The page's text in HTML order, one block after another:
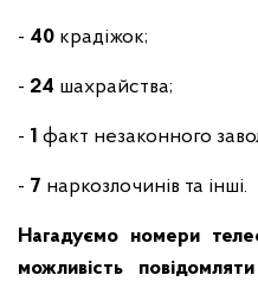
- 40 крадіжок;
- 24 шахрайства;
- 1 факт незаконного
- 7 наркозлочинів та інші.
Нагадуємо номери
можливість